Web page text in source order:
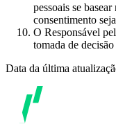
pessoais se
consentimento
O Responsável
tomada de
Data da última